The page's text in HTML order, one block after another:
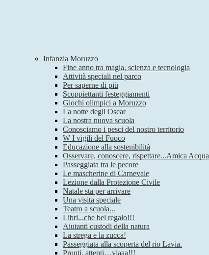
Infanzia Moruzzo
Fine anno tra magia, scienza e tecnologia
Attività speciali nel parco
Per saperne di più
Scoppiettanti festeggiamenti
Giochi olimpici a Moruzzo
La notte degli Oscar
La nostra nuova scuola
Conosciamo i pesci del nostro territorio
W I vigili del Fuoco
Educazione alla sostenibilità
Osservare, conoscere, rispettare...Amica Acqua
Passeggiata tra le pecore
Le mascherine di Carnevale
Lezione dalla Protezione Civile
Natale sta per arrivare
Una visita speciale
Teatro a scuola...
Libri...che bel regalo!!!
Aiutanti custodi della natura
La strega e la zucca!
Passeggiata alla scoperta del rio Lavia.
Pronti, attenti…viaaa!!!